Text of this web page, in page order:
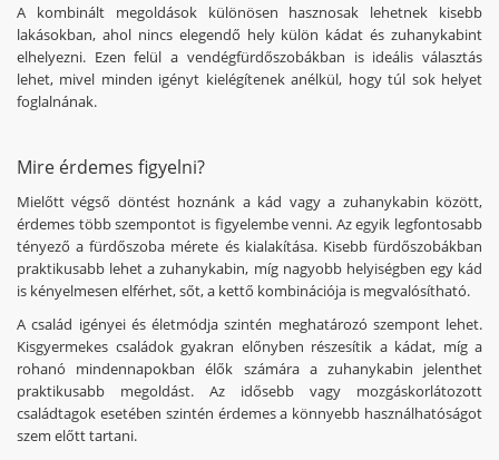
A kombinált megoldások különösen hasznosak lehetnek kisebb
lakásokban, ahol nincs elegendő hely külön kádat és zuhanykabint
elhelyezni. Ezen felül a vendégfürdőszobákban is ideális választás
lehet, mivel minden igényt kielégítenek anélkül, hogy túl sok helyet
foglalnának.
Mire érdemes figyelni?
Mielőtt végső döntést hoznánk a kád vagy a zuhanykabin között,
érdemes több szempontot is figyelembe venni. Az egyik legfontosabb
tényező a fürdőszoba mérete és kialakítása. Kisebb fürdőszobákban
praktikusabb lehet a zuhanykabin, míg nagyobb helyiségben egy kád
is kényelmesen elférhet, sőt, a kettő kombinációja is megvalósítható.
A család igényei és életmódja szintén meghatározó szempont lehet.
Kisgyermekes családok gyakran előnyben részesítik a kádat, míg a
rohanó mindennapokban élők számára a zuhanykabin jelenthet
praktikusabb megoldást. Az idősebb vagy mozgáskorlátozott
családtagok esetében szintén érdemes a könnyebb használhatóságot
szem előtt tartani.